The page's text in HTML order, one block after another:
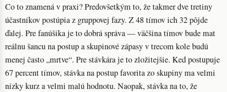
Co to znamená v praxi? Predovšetkým to, že takmer dve tretiny
účastníkov postúpia z gruppovej fazy. Z 48 tímov ich 32 pôjde
ďalej. Pre fanúšika je to dobrá správa — väčšina tímov bude mat
reálnu šancu na postup a skupinové zápasy v trecom kole budú
menej často „mrtve“. Pre stávkára je to zložitejšie. Ked postupuje
67 percent tímov, stávka na postup favorita zo skupiny ma velmi
nízky kurz a velmi malú hodnotu. Naopak, stávka na to, že